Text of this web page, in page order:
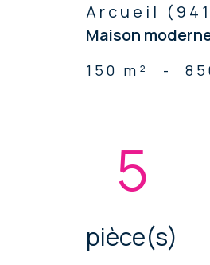
Arcueil
Maison
150 m² -
5
pièce(s)